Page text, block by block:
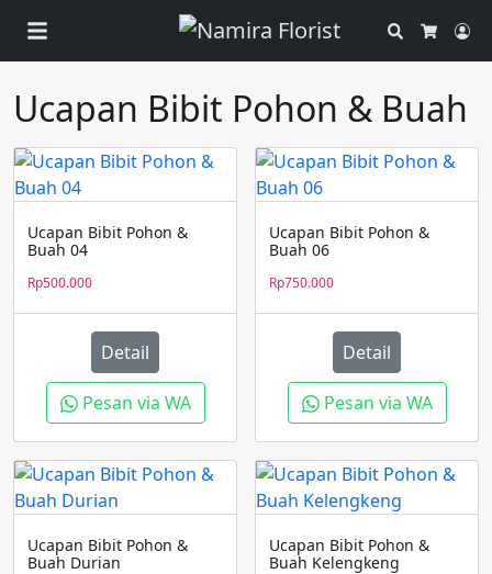
Search
Ucapan Bibit Pohon & Buah
Ucapan Bibit Pohon &
Buah 04
Rp500.000
Detail
Pesan via WA
Ucapan Bibit Pohon &
Buah 06
Rp750.000
Detail
Pesan via WA
Ucapan Bibit Pohon &
Buah Durian
Ucapan Bibit Pohon &
Buah Kelengkeng